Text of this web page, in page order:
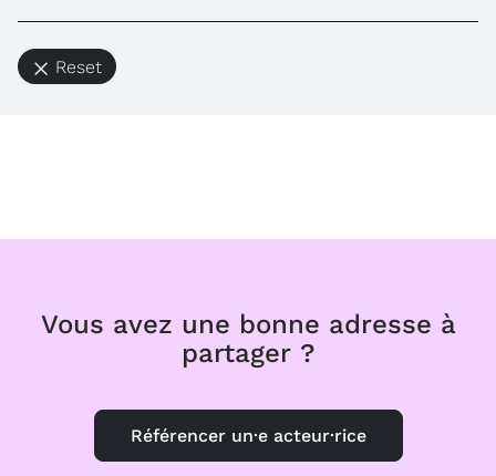
Reset
Vous avez une bonne adresse à
partager ?
Référencer un·e acteur·rice